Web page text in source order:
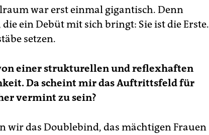
war erst einmal gigantisch. Denn
ein Debüt mit sich bringt: Sie ist die Erste.
setzen.
einer strukturellen und reflexhaften
Da scheint mir das Auftrittsfeld für
vermint zu sein?
wir das Doublebind, das mächtigen Frauen